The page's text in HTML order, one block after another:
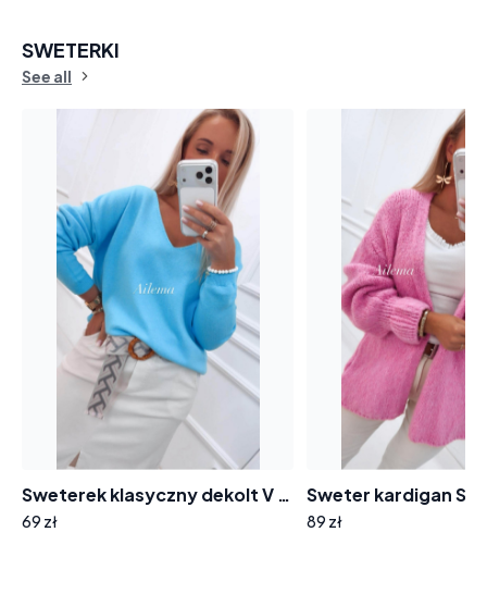
SWETERKI
See all
Sweterek klasyczny dekolt V sw2073 długi rękaw
69 zł 89 zł